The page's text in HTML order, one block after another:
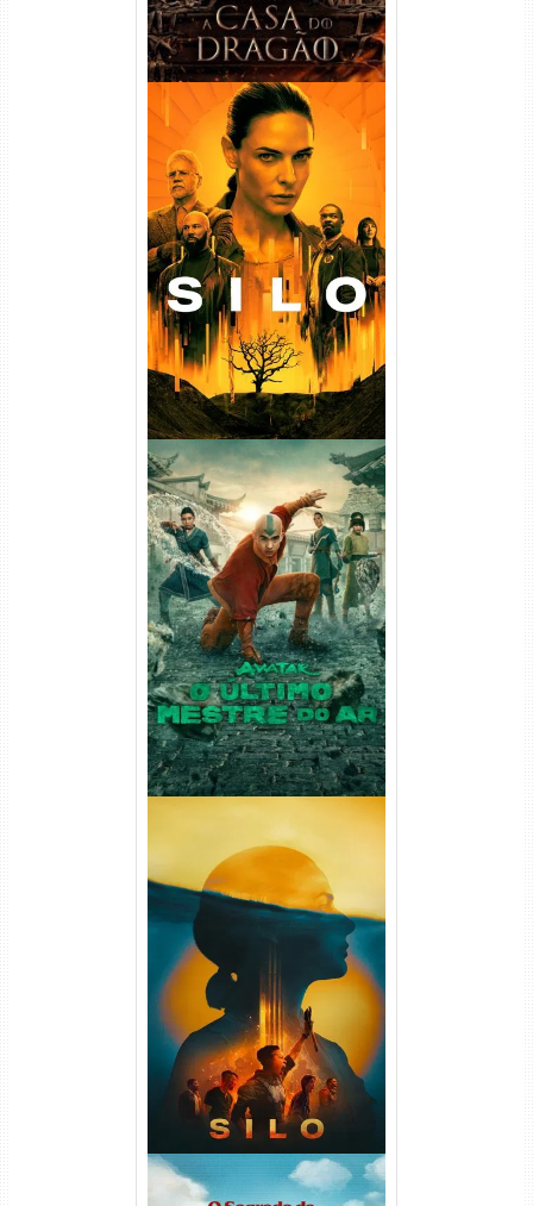
Silo 1ª Temporada Torrent
(2023) WEB-DL
720p/1080p/4K Dual Áudio
Avatar: O Último Mestre do
Ar 2ª Temporada Torrent
(2026) WEB-DL 1080p Dual
Áudio
Silo 2ª Temporada (2024)
WEB-DL 1080p Dual Áudio